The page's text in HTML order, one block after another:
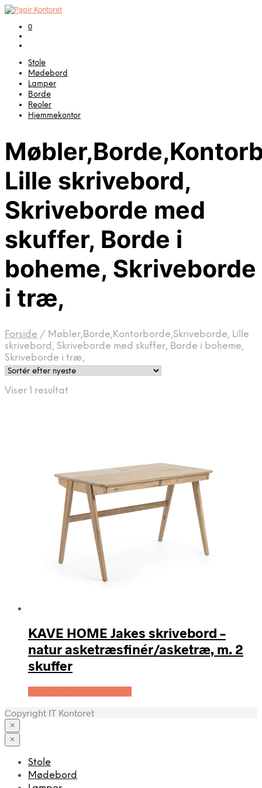
0
Stole
Mødebord
Lamper
Borde
Reoler
Hjemmekontor
Lille skrivebord,
Skriveborde med
skuffer, Borde i
boheme, Skriveborde
i træ,
Forside / Møbler,Borde,Kontorborde,Skriveborde, Lille
skrivebord, Skriveborde med skuffer, Borde i boheme,
Skriveborde i træ,
Viser 1 resultat
KAVE HOME Jakes skrivebord –
natur asketræsfinér/asketræ, m. 2
skuffer
Copyright IT Kontoret
×
×
Stole
Mødebord